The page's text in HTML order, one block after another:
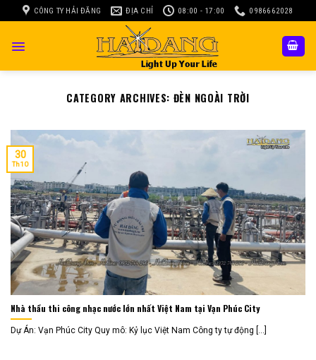
to
CÔNG TY HẢI ĐĂNG ĐỊA CHỈ 08:00 - 17:00 0986662028
CATEGORY ARCHIVES: ĐÈN NGOÀI TRỜI
Nhà thầu thi công nhạc nước lớn nhất Việt Nam tại Vạn Phúc City
Dự Án: Vạn Phúc City Quy mô: Kỷ lục Việt Nam Công ty tự động [...]
30
Th10